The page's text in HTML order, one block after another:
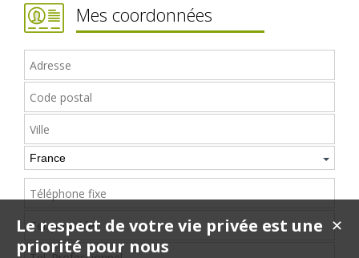
Mes coordonnées
✕
Le respect de votre vie privée est une
priorité pour nous